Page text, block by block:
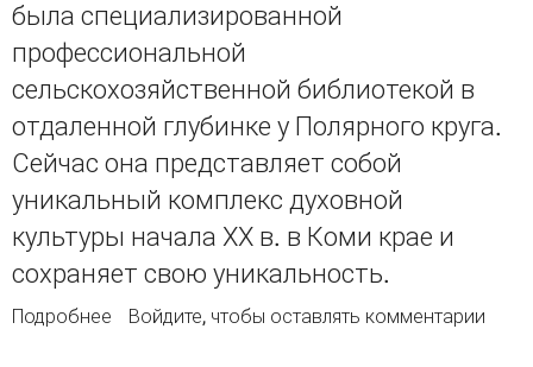
была специализированной
профессиональной
сельскохозяйственной библиотекой в
отдаленной глубинке у Полярного круга.
Сейчас она представляет собой
уникальный комплекс духовной
культуры начала ХХ в. в Коми крае и
сохраняет свою уникальность.
Подробнее о Библиотека историко-мемориального музея
Войдите, чтобы оставлять комментарии